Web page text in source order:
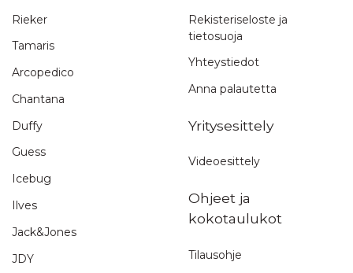
Rieker
Tamaris
Arcopedico
Chantana
Duffy
Guess
Icebug
Ilves
Jack&Jones
JDY
Rekisteriseloste ja
tietosuoja
Yhteystiedot
Anna palautetta
Yritysesittely
Videoesittely
Ohjeet ja
kokotaulukot
Tilausohje